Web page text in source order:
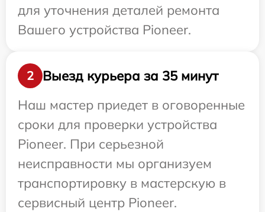
для уточнения деталей ремонта
Вашего устройства Pioneer.
2
Выезд курьера за 35 минут
Наш мастер приедет в оговоренные
сроки для проверки устройства
Pioneer. При серьезной
неисправности мы организуем
транспортировку в мастерскую в
сервисный центр Pioneer.